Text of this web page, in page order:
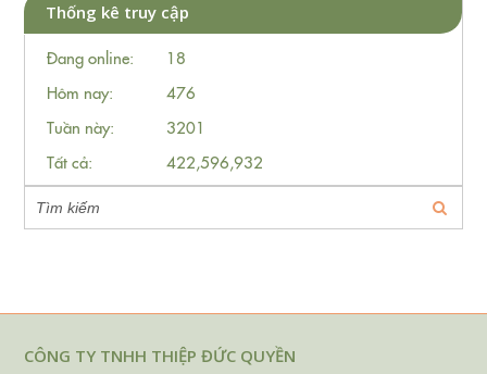
Thống kê truy cập
Đang online:
18
Hôm nay:
476
Tuần này:
3201
Tất cả:
422,596,932
CÔNG TY TNHH THIỆP ĐỨC QUYỀN